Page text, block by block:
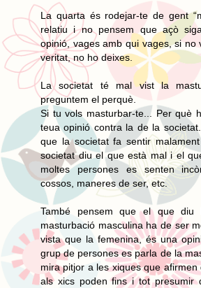
La quarta és rodejar-te de gent
relatiu i no pensem que açò
opinió, vages amb qui vages, si no
veritat, no ho deixes.
La societat té mal vist la
preguntem el perquè.
Si tu vols masturbar-te... Per què
teua opinió contra la de la
que la societat fa sentir
societat diu el que està mal i el
moltes persones es senten
cossos, maneres de ser, etc.
També pensem que el que
masturbació masculina ha de ser
vista que la femenina, és una
grup de persones es parla de la
mira pitjor a les xiques que
als xics poden fins i tot presumir